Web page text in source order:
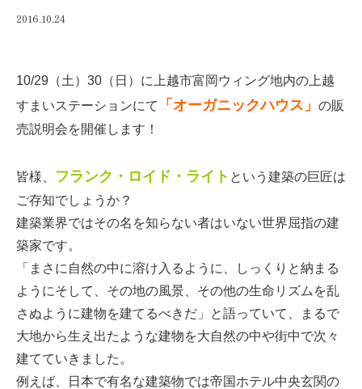
2016.10.24
10/29（土）30（日）に上越市富岡ウィング地内の上越
すまいステーションにて
「オーガニックハウス」 の販
売説明会を開催します！
皆様、 フランク・ロイド・ライト という建築の巨匠は
ご存知でしょうか？
建築業界ではその名を知らない者はいない世界屈指の建
築家です。
「まさに自然の中に溶け入るように、しっくりと納まる
ようにそして、その地の風景、その他の生命リズムを乱
さぬように建物を建てるべきだ」と語っていて、まるで
大地から生え出たような建物を大自然の中や街中で次々
建てていきました。
例えば、日本で有名な建築物では帝国ホテル中央玄関の